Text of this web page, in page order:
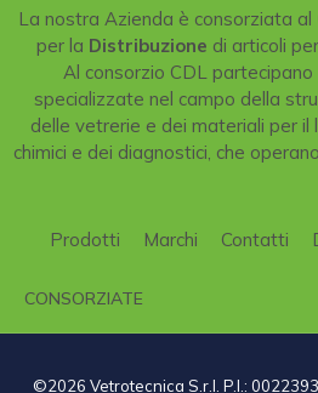
La nostra Azienda è consorziata al
per la Distribuzione di articoli per
Al consorzio CDL
specializzate nel campo della
delle vetrerie e dei materiali per
chimici e dei diagnostici, che
Prodotti Marchi Contatti
CONSORZIATE
©2026 Vetrotecnica S.r.l. P.I.: